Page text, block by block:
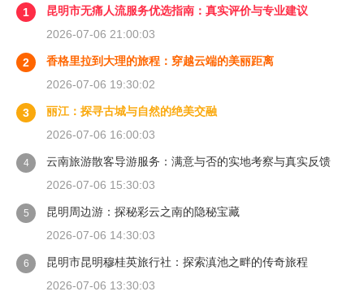
1
昆明市无痛人流服务优选指南：真实评价与专业建议
2026-07-06 21:00:03
2
香格里拉到大理的旅程：穿越云端的美丽距离
2026-07-06 19:30:02
3
丽江：探寻古城与自然的绝美交融
2026-07-06 16:00:03
4
云南旅游散客导游服务：满意与否的实地考察与真实反馈
2026-07-06 15:30:03
5
昆明周边游：探秘彩云之南的隐秘宝藏
2026-07-06 14:30:03
6
昆明市昆明穆桂英旅行社：探索滇池之畔的传奇旅程
2026-07-06 13:30:03